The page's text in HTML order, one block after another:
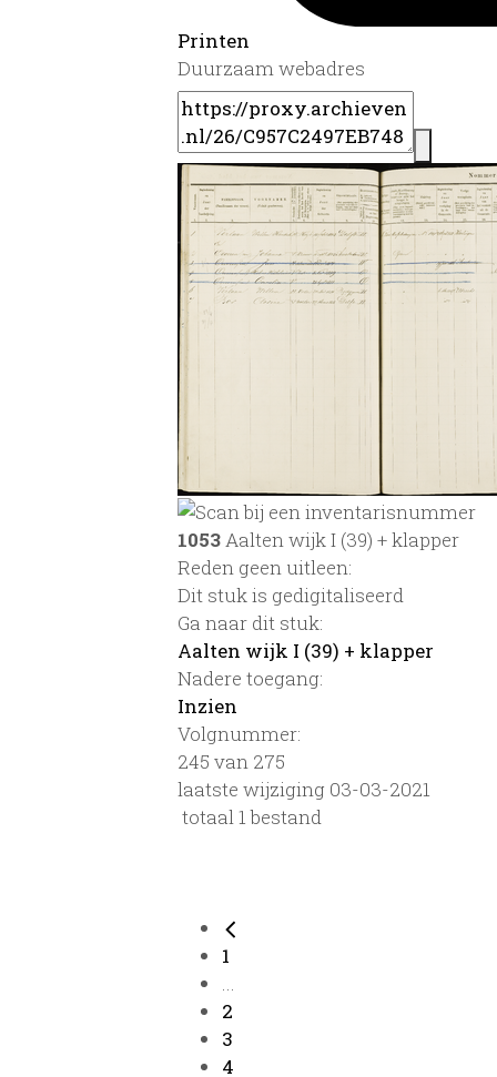
Printen
Duurzaam webadres
1053Aalten wijk I (39) + klapper
Reden geen uitleen:
Dit stuk is gedigitaliseerd
Ga naar dit stuk:
Aalten wijk I (39) + klapper
Nadere toegang:
Inzien
Volgnummer:
245 van 275
laatste wijziging 03-03-2021
totaal 1 bestand
1
...
2
3
4